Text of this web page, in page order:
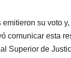
su voto
comunicar esta
Superior de